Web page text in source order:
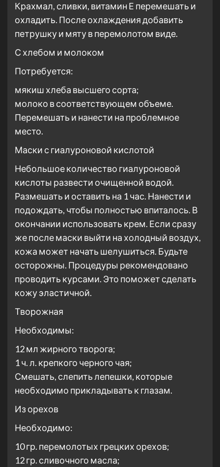
Крахмал, сливки, витамин Е перемешать и
охладить. После охлаждения добавить
петрушку и мяту в перемолотом виде.
С хлебом и молоком
Потребуется:
мякиш хлеба высшего сорта;
молоко в соответствующем объеме.
Перемешать и нанести на проблемное
место.
Маски с гиалуроновой кислотой
Небольшое количество гиалуроновой
кислоты развести очищенной водой.
Размешать и оставить на 1 час. Нанести и
подождать, чтобы полностью впиталось. В
окончании использовать крем. Если сразу
же после маски выйти на холодный воздух,
кожа может начать шелушиться. Будьте
осторожны. Процедуры рекомендовано
проводить курсами. Это поможет сделать
кожу эластичной.
Творожная
Необходимы:
12 мл жирного творога;
1 ч. л. крепкого черного чая;
Смешать, слепить лепешки, которые
необходимо прикладывать к глазам.
Из орехов
Необходимо:
10 гр. перемолотых грецких орехов;
12 гр. сливочного масла;